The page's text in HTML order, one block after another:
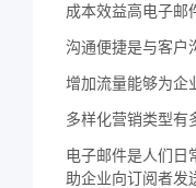
成本效益高电子邮
沟通便捷是与客户
增加流量能够为企
多样化营销类型有
电子邮件是人们日
助企业向订阅者发